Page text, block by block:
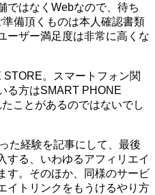
ではなくWebなので、待ち
備頂くものは本人確認書類
ーザー満足度は非常に高くな
。スマートフォン関
る方はSMART PHONE
ことがあるのではないでし
た経験を記事にして、最後
する、いわゆるアフィリエイ
す。そのほか、同様のサービ
イトリンクをもうけるやり方